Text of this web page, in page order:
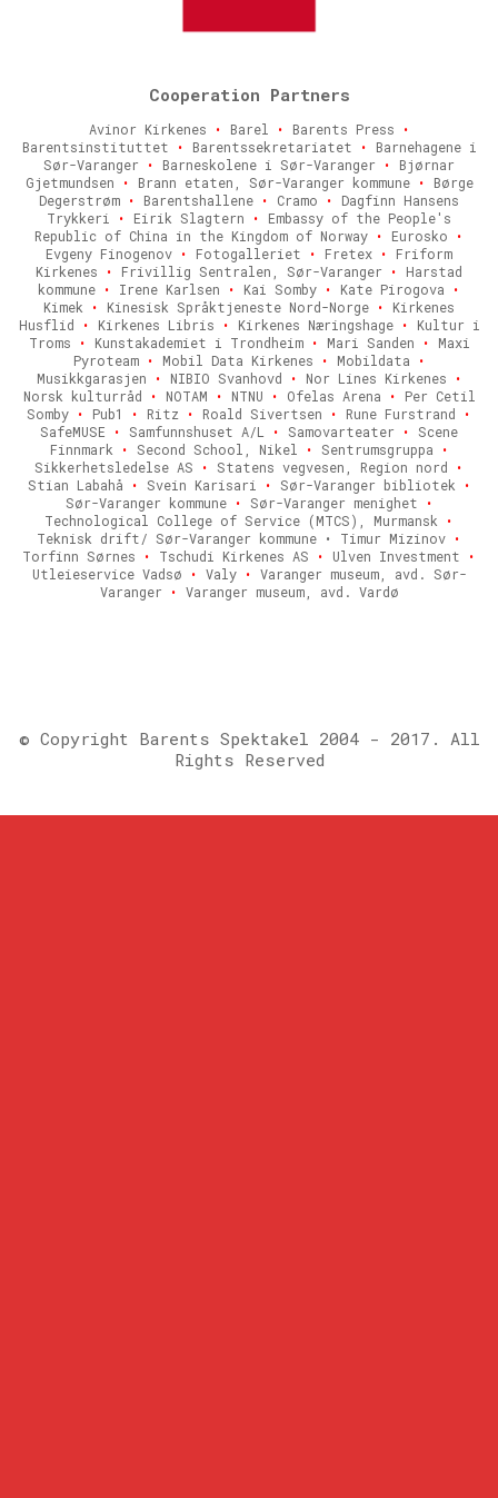
Cooperation Partners
Avinor Kirkenes • Barel • Barents Press
•
Barentsinstituttet
• Barentssekretariatet • Barnehagene i
Sør-Varanger
• Barneskolene i Sør-Varanger •
Bjørnar
Gjetmundsen
• Brann etaten, Sør-Varanger kommune • Børge
Degerstrøm • Barentshallene • Cramo •
Dagfinn Hansens
Trykkeri
• Eirik Slagtern •
Embassy of the People's
Republic of China in the Kingdom of Norway • Eurosko
•
Evgeny Finogenov • Fotogalleriet • Fretex •
Friform
Kirkenes
• Frivillig Sentralen, Sør-Varanger •
Harstad
kommune • Irene Karlsen • Kai Somby • Kate Pirogova
•
Kimek
• Kinesisk Språktjeneste Nord-Norge •
Kirkenes
Husflid
• Kirkenes Libris • Kirkenes Næringshage • Kultur i
Troms
• Kunstakademiet i Trondheim • Mari Sanden • Maxi
Pyroteam • Mobil Data Kirkenes • Mobildata
•
Musikkgarasjen
• NIBIO Svanhovd • Nor Lines Kirkenes
•
Norsk kulturråd
• NOTAM • NTNU • Ofelas Arena • Per Cetil
Somby • Pub1 • Ritz • Roald Sivertsen • Rune Furstrand
•
SafeMUSE
• Samfunnshuset A/L • Samovarteater • Scene
Finnmark
• Second School, Nikel • Sentrumsgruppa
•
Sikkerhetsledelse AS
• Statens vegvesen, Region nord
•
Stian Labahå
• Svein Karisari • Sør-Varanger bibliotek
•
Sør-Varanger kommune • Sør-Varanger menighet
•
Technological College of Service (MTCS), Murmansk
•
Teknisk drift/ Sør-Varanger kommune • Timur Mizinov •
Torfinn Sørnes
• Tschudi Kirkenes AS • Ulven Investment
•
Utleieservice Vadsø
• Valy • Varanger museum, avd. Sør-
Varanger
• Varanger museum, avd. Vardø
© Copyright Barents Spektakel 2004 - 2017. All
Rights Reserved